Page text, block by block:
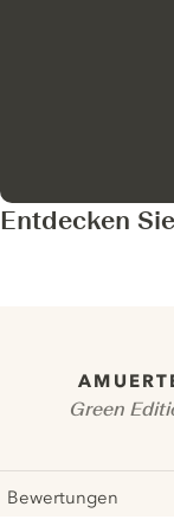
Entdecken
Green
Bewertungen